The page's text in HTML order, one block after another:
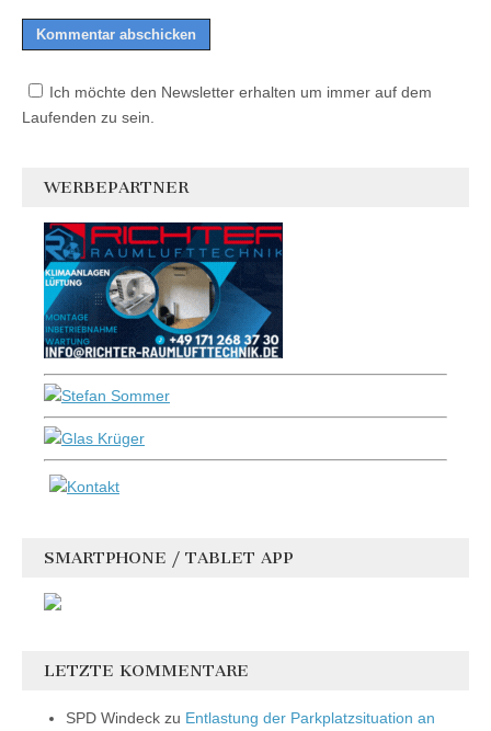
Ich möchte den Newsletter erhalten um immer auf dem
Laufenden zu sein.
WERBEPARTNER
SMARTPHONE / TABLET APP
LETZTE KOMMENTARE
SPD Windeck zu Entlastung der Parkplatzsituation an